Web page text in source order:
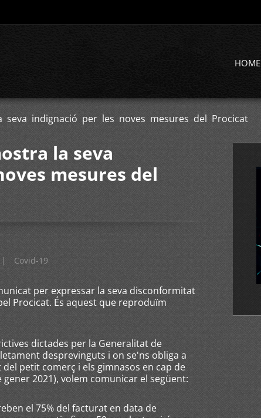
HOME
seva indignació per les noves mesures del Procicat
la seva
mesures del
| Covid-19
per expressar la seva disconformitat
Procicat. És aquest que reproduïm
dictades per la Generalitat de
desprevinguts i on se'ns obliga a
petit comerç i els gimnasos en cap de
2021), volem comunicar el següent:
el 75% del facturat en data de